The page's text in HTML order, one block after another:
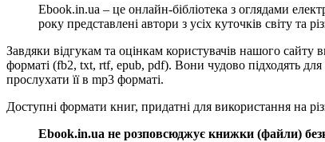
Ebook.in.ua – це онлайн-бібліотека з оглядами
року представлені автори з усіх куточків світу та
Завдяки відгукам та оцінкам користувачів нашого
форматі (fb2, txt, rtf, epub, pdf). Вони чудово підходять
прослухати її в mp3 форматі.
Доступні формати книг, придатні для використання на
Ebook.in.ua не розповсюджує книжки (файли)